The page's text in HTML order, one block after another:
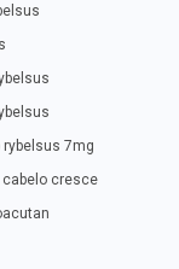
7mg
cabelo cresce